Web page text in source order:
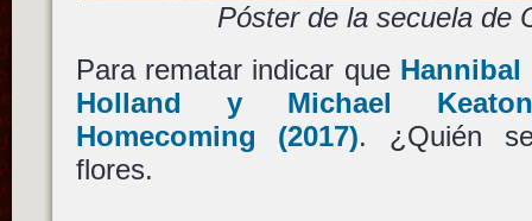
Póster de la secuela de
Para rematar indicar que Hannibal
Holland y Michael
Homecoming (2017). ¿Quién
flores.